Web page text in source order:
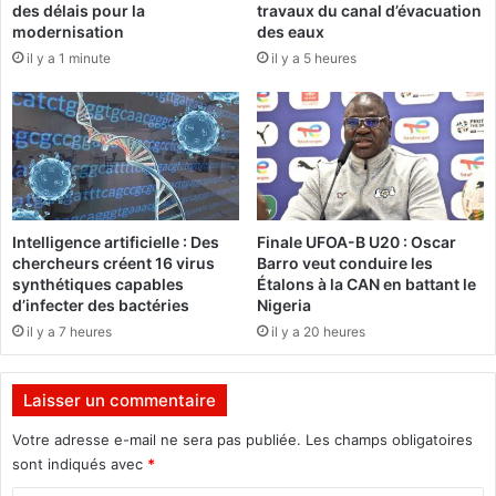
l
a
t
o
n
s
e
t
F
D
S
:
a
O
E
C
e
s
s
a
g
e
d
u
C
e
f
d
e
E
t
a
t
des délais pour la
modernisation
il y a 1 minute
travaux du canal d’évacuation
des eaux
il y a 5 heures
Intelligence artificielle : Des
chercheurs créent 16 virus
synthétiques capables
d’infecter des bactéries
il y a 7 heures
Finale UFOA-B U20 : Oscar
Barro veut conduire les
Étalons à la CAN en battant le
Nigeria
il y a 20 heures
Laisser un commentaire
Votre adresse e-mail ne sera pas publiée. Les champs obligatoires
sont indiqués avec *